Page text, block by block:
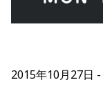
2015年10月27日